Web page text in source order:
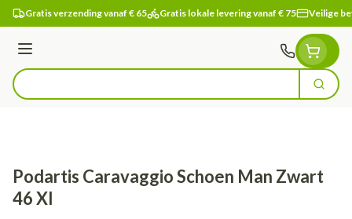
Ga naar de inhoud
Gratis verzending vanaf € 65 Gratis lokale levering vanaf € 75 Veilige
Menu
Product, merk, categorie... Zoek
Podartis Caravaggio Schoen Man Zwart
46 Xl